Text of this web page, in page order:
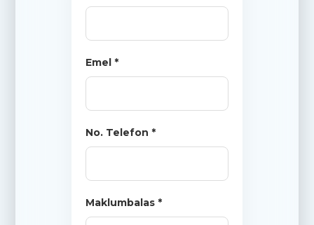
Emel *
No. Telefon *
Maklumbalas *